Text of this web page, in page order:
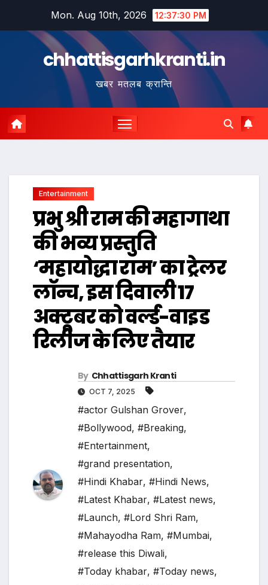
Mon. Aug 10th, 2026 12:37:31 PM
chhattisgarhkranti.in
खबर मतलब क्रान्ति
Entertainment
प्रभु श्री राम की महागाथा
की भव्य प्रस्तुति
‘महायोद्धा राम’ का ट्रेलर
लॉन्च, इस दिवाली 17
अक्टूबर को वर्ल्ड-वाइड
रिलीज के लिए तैयार
By Chhattisgarh Kranti
OCT 7, 2025
#actor Gulshan Grover,
#Bollywood, #Breaking,
#Entertainment,
#grand presentation,
#Hindi Khabar, #Hindi News,
#Latest Khabar, #Latest news,
#Launch, #Lord Shri Ram,
#Mahayodha Ram, #Mumbai,
#release this Diwali,
#Today khabar, #Today news,